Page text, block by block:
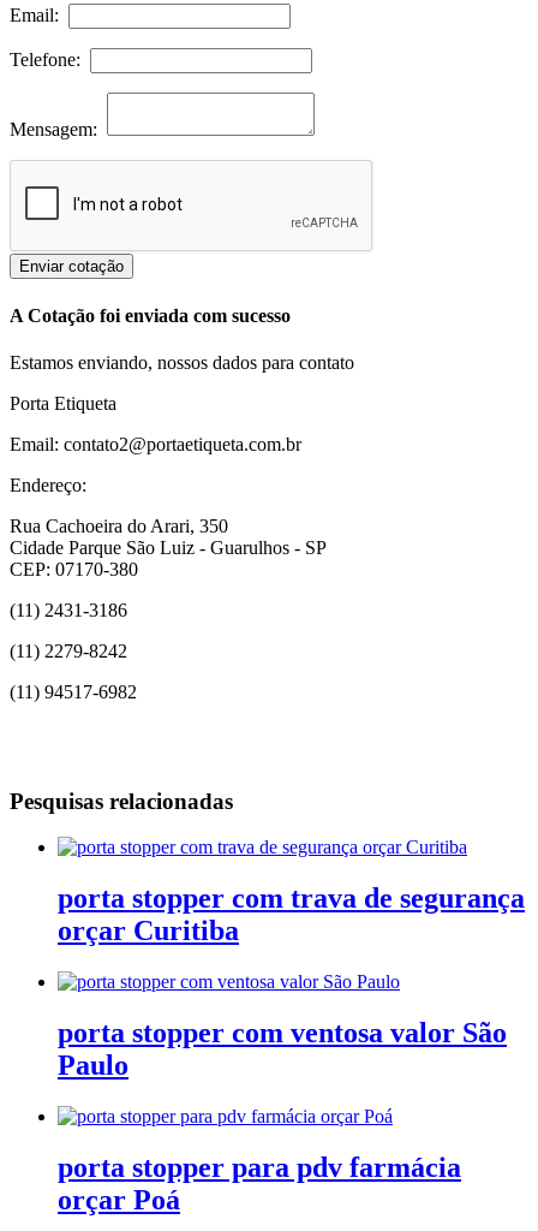
Email:
Telefone:
Mensagem:
Enviar cotação
A Cotação foi enviada com sucesso
Estamos enviando, nossos dados para contato
Porta Etiqueta
Email: contato2@portaetiqueta.com.br
Endereço:
Rua Cachoeira do Arari, 350
Cidade Parque São Luiz - Guarulhos - SP
CEP: 07170-380
(11) 2431-3186
(11) 2279-8242
(11) 94517-6982
Pesquisas relacionadas
porta stopper com trava de segurança
orçar Curitiba
porta stopper com ventosa valor São
Paulo
porta stopper para pdv farmácia
orçar Poá